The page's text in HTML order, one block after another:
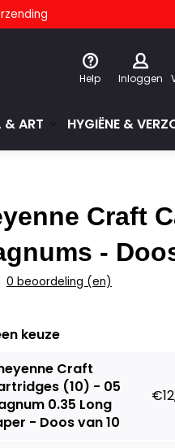
Help Inloggen
& ART HYGIËNE &
Craft
-
0 beoordeling (en)
keuze
Craft
(10) - 05
0.35 Long
- Doos van 10